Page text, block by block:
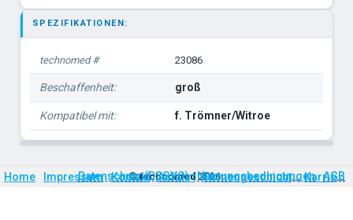
SPEZIFIKATIONEN:
technomed # 23086
Beschaffenheit: groß
Kompatibel mit: f. Trömner/Witroe
Home Impressum Kontakt Anfahrt Firmengeschichte Karriere
©technomed 2026
Datenschutz (DSGVO) Nutzungsbedingungen AGB